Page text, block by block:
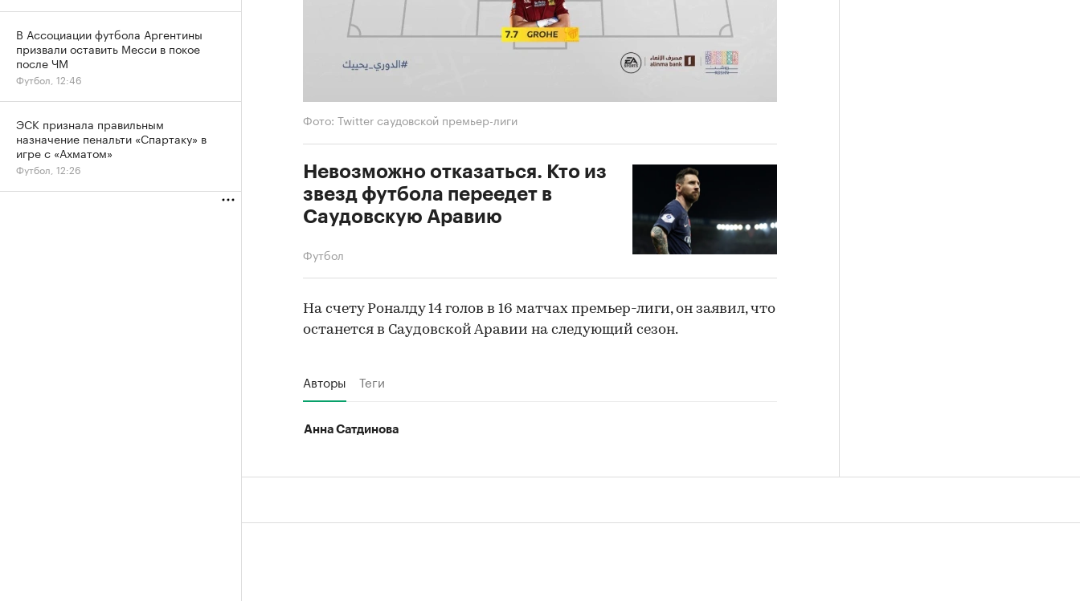
Фото: Twitter саудовской премьер-лиги
Невозможно отказаться. Кто из
звезд футбола переедет в
Саудовскую Аравию
Футбол
На счету Роналду 14 голов в 16 матчах премьер-лиги, он заявил, что
останется в Саудовской Аравии на следующий сезон.
Авторы Теги
Анна Сатдинова
В Ассоциации футбола Аргентины
призвали оставить Месси в покое
после ЧМ
Футбол, 12:46
ЭСК признала правильным
назначение пенальти «Спартаку» в
игре с «Ахматом»
Футбол, 12:26